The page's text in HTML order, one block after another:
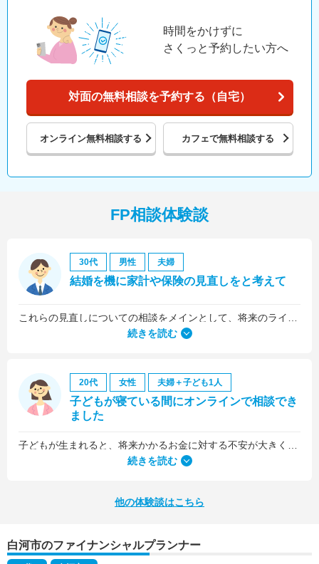
時間をかけずに
さくっと予約したい方へ
対面の無料相談を予約する（自宅）
オンライン無料相談する カフェで無料相談する
FP相談体験談
30代 男性 夫婦
結婚を機に家計や保険の見直しをと考えて
続きを読む
20代 女性 夫婦＋子ども1人
子どもが寝ている間にオンラインで相談でき
ました
何より、とても親身になって対応してくださって大満足。うちと同じように子どもの将来のお金のことで悩んでいる友人にも教えました。
続きを読む
他の体験談はこちら
白河市のファイナンシャルプランナー